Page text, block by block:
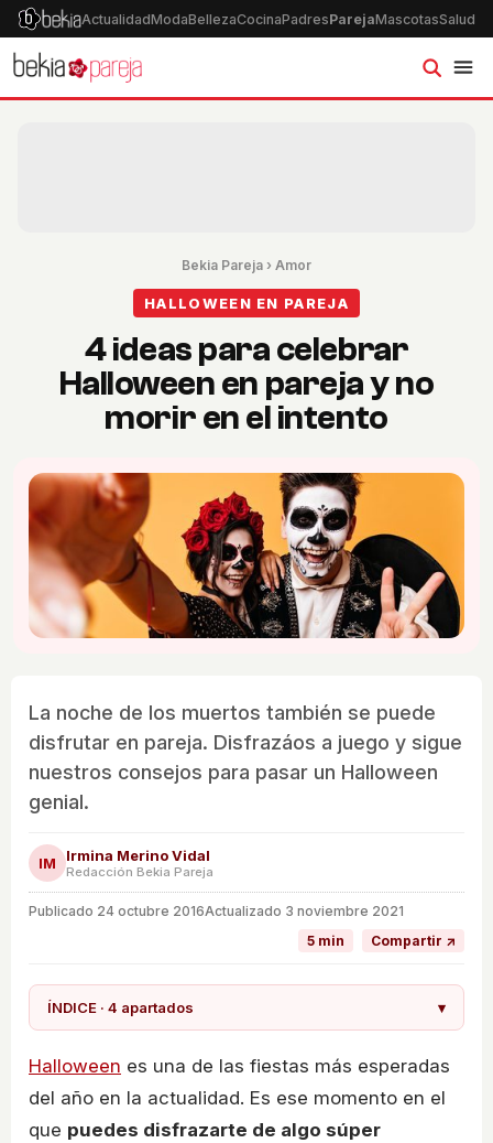
ActualidadModaBellezaCocinaPadresParejaMascotasSalud
Bekia Pareja › Amor
HALLOWEEN EN PAREJA
4 ideas para celebrar
Halloween en pareja y no
morir en el intento
La noche de los muertos también se puede
disfrutar en pareja. Disfrazáos a juego y sigue
nuestros consejos para pasar un Halloween
genial.
IM Irmina Merino Vidal
Redacción Bekia Pareja
Publicado 24 octubre 2016Actualizado 3 noviembre 2021
5 min
Compartir ↗
ÍNDICE · 4 apartados ▾
Halloween es una de las fiestas más esperadas
del año en la actualidad. Es ese momento en el
que puedes disfrazarte de algo súper